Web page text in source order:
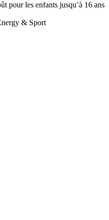
pour les enfants jusqu’à 16 ans
& Sport